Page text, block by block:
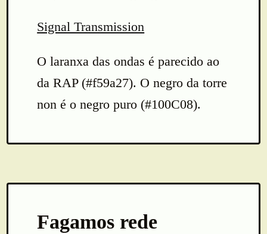
Signal Transmission
O laranxa das ondas é parecido ao
da RAP (#f59a27). O negro da torre
non é o negro puro (#100C08).
Fagamos rede